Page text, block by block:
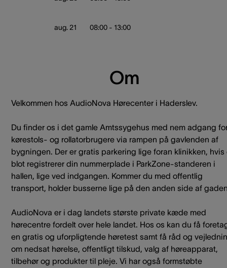
aug. 21 08:00 - 13:00
Om
Velkommen hos AudioNova Hørecenter i Haderslev.
Du finder os i det gamle Amtssygehus med nem adgang
kørestols- og rollatorbrugere via rampen på gavlenden af
bygningen. Der er gratis parkering lige foran klinikken, hvis
blot registrerer din nummerplade i ParkZone-standeren i
hallen, lige ved indgangen. Kommer du med offentlig
transport, holder busserne lige på den anden side af
AudioNova er i dag landets største private kæde med
hørecentre fordelt over hele landet. Hos os kan du få
en gratis og uforpligtende høretest samt få råd og
om nedsat hørelse, offentligt tilskud, valg af høreapparat,
tilbehør og produkter til pleje. Vi har også formstøbte